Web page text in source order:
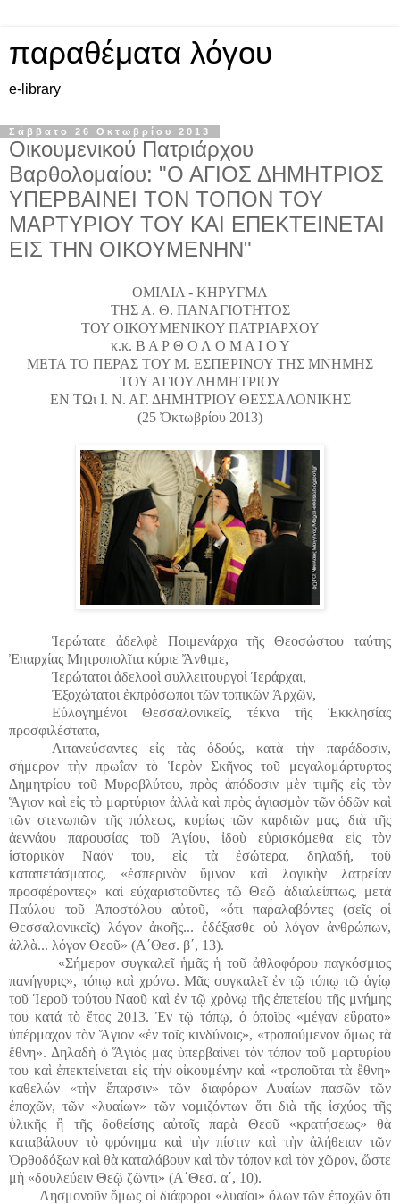
παραθέματα λόγου
e-library
Σάββατο 26 Οκτωβρίου 2013
Οικουμενικού Πατριάρχου
Βαρθολομαίου: "Ο ΑΓΙΟΣ ΔΗΜΗΤΡΙΟΣ
ΥΠΕΡΒΑΙΝΕΙ ΤΟΝ ΤΟΠΟΝ ΤΟΥ
ΜΑΡΤΥΡΙΟΥ ΤΟΥ ΚΑΙ ΕΠΕΚΤΕΙΝΕΤΑΙ
ΕΙΣ ΤΗΝ ΟΙΚΟΥΜΕΝΗΝ"
ΟΜΙΛΙΑ - ΚΗΡΥΓΜΑ
ΤΗΣ Α. Θ. ΠΑΝΑΓΙΟΤΗΤΟΣ
ΤΟΥ ΟΙΚΟΥΜΕΝΙΚΟΥ ΠΑΤΡΙΑΡΧΟΥ
κ.κ. Β Α Ρ Θ Ο Λ Ο Μ Α Ι Ο Υ
ΜΕΤΑ ΤΟ ΠΕΡΑΣ ΤΟΥ Μ. ΕΣΠΕΡΙΝΟΥ ΤΗΣ ΜΝΗΜΗΣ
ΤΟΥ ΑΓΙΟΥ ΔΗΜΗΤΡΙΟΥ
ΕΝ ΤΩι Ι. Ν. ΑΓ. ΔΗΜΗΤΡΙΟΥ ΘΕΣΣΑΛΟΝΙΚΗΣ
(25 Ὀκτωβρίου 2013)
Ἱερώτατε ἀδελφὲ Ποιμενάρχα τῆς Θεοσώστου ταύτης
Ἐπαρχίας Μητροπολῖτα κύριε Ἄνθιμε,
Ἱερώτατοι ἀδελφοὶ συλλειτουργοὶ Ἱεράρχαι,
Ἐξοχώτατοι ἐκπρόσωποι τῶν τοπικῶν Ἀρχῶν,
Εὐλογημένοι Θεσσαλονικεῖς, τέκνα τῆς Ἐκκλησίας
προσφιλέστατα,
Λιτανεύσαντες εἰς τὰς ὁδούς, κατὰ τὴν παράδοσιν,
σήμερον τὴν πρωΐαν τὸ Ἱερὸν Σκῆνος τοῦ μεγαλομάρτυρτος
Δημητρίου τοῦ Μυροβλύτου, πρὸς ἀπόδοσιν μὲν τιμῆς εἰς τὸν
Ἅγιον καὶ εἰς τὸ μαρτύριον ἀλλὰ καὶ πρὸς ἁγιασμὸν τῶν ὁδῶν καὶ
τῶν στενωπῶν τῆς πόλεως, κυρίως τῶν καρδιῶν μας, διὰ τῆς
ἀεννάου παρουσίας τοῦ Ἁγίου, ἰδοὺ εὑρισκόμεθα εἰς τὸν
ἱστορικὸν Ναόν του, εἰς τὰ ἐσώτερα, δηλαδή, τοῦ
καταπετάσματος, «ἑσπερινὸν ὕμνον καὶ λογικὴν λατρείαν
προσφέροντες» καὶ εὐχαριστοῦντες τῷ Θεῷ ἀδιαλείπτως, μετὰ
Παύλου τοῦ Ἀποστόλου αὐτοῦ, «ὅτι παραλαβόντες (σεῖς οἱ
Θεσσαλονικεῖς) λόγον ἀκοῆς... ἐδέξασθε οὐ λόγον ἀνθρώπων,
ἀλλὰ... λόγον Θεοῦ» (Α΄Θεσ. β΄, 13).
«Σήμερον συγκαλεῖ ἡμᾶς ἡ τοῦ ἀθλοφόρου παγκόσμιος
πανήγυρις», τόπῳ καὶ χρόνῳ. Μᾶς συγκαλεῖ ἐν τῷ τόπῳ τῷ ἁγίῳ
τοῦ Ἱεροῦ τούτου Ναοῦ καὶ ἐν τῷ χρὸνῳ τῆς ἐπετείου τῆς μνήμης
του κατά τὸ ἔτος 2013. Ἐν τῷ τόπῳ, ὁ ὁποῖος «μέγαν εὕρατο»
ὑπέρμαχον τὸν Ἅγιον «ἐν τοῖς κινδύνοις», «τροπούμενον ὅμως τὰ
ἔθνη». Δηλαδὴ ὁ Ἅγιός μας ὑπερβαίνει τὸν τόπον τοῦ μαρτυρίου
του καὶ ἐπεκτείνεται εἰς τὴν οἰκουμένην καὶ «τροποῦται τὰ ἔθνη»
καθελών «τὴν ἔπαρσιν» τῶν διαφόρων Λυαίων πασῶν τῶν
ἐποχῶν, τῶν «λυαίων» τῶν νομιζόντων ὅτι διὰ τῆς ἰσχύος τῆς
ὑλικῆς ἢ τῆς δοθείσης αὐτοῖς παρὰ Θεοῦ «κρατήσεως» θὰ
καταβάλουν τὸ φρόνημα καὶ τὴν πίστιν καὶ τὴν ἀλήθειαν τῶν
Ὀρθοδόξων καὶ θὰ καταλάβουν καὶ τὸν τόπον καὶ τὸν χῶρον, ὥστε
μὴ «δουλεύειν Θεῷ ζῶντι» (Α΄Θεσ. α΄, 10).
Λησμονοῦν ὅμως οἱ διάφοροι «λυαῖοι» ὅλων τῶν ἐποχῶν ὅτι